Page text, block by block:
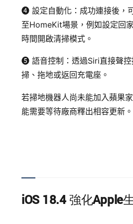
➍ 設定自動化：成功連接後，
至HomeKit場景，例如設定回
時間開啟清掃模式。
➎ 語音控制：透過Siri直接聲控
掃、拖地或返回充電座。
若掃地機器人尚未能加入蘋果
能需要等待廠商釋出相容更新。
iOS 18.4 強化Apple